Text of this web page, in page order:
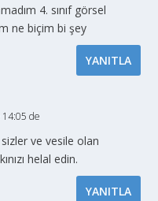
4. sınıf görsel
ne biçim bi şey
YANITLA
de
ve vesile olan
helal edin.
YANITLA